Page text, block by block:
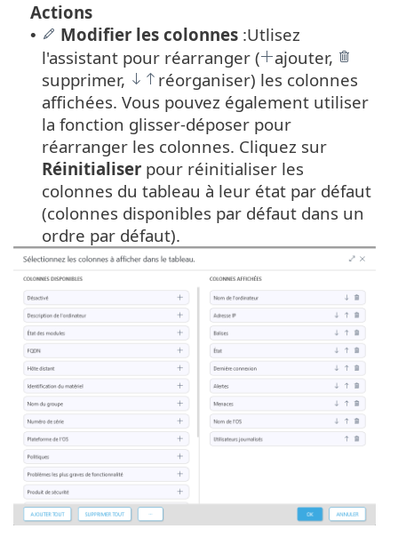
Actions
• Modifier les colonnes :Utlisez
l'assistant pour réarranger (
ajouter,
supprimer,
réorganiser) les colonnes
affichées. Vous pouvez également utiliser
la fonction glisser-déposer pour
réarranger les colonnes. Cliquez sur
Réinitialiser pour réinitialiser les
colonnes du tableau à leur état par défaut
(colonnes disponibles par défaut dans un
ordre par défaut).